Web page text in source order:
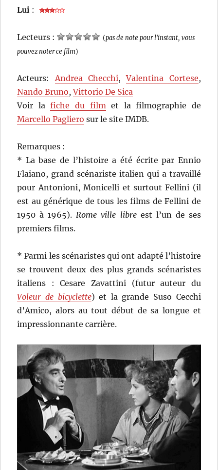
Lui :
Lecteurs : (pas de note pour l'instant, vous
pouvez noter ce film)
Acteurs: Andrea Checchi,Valentina Cortese,
Nando Bruno,Vittorio De Sica
Voir lafiche du film et la filmographie de
Marcello Pagliero sur le site IMDB.
Remarques :
* La base de l’histoire a été écrite par Ennio
Flaiano, grand scénariste italien qui a travaillé
pour Antonioni, Monicelli et surtout Fellini (il
est au générique de tous les films de Fellini de
1950 à 1965). Rome ville libreest l’un de ses
premiers films.
* Parmi les scénaristes qui ont adapté l’histoire
se trouvent deux des plus grands scénaristes
italiens : Cesare Zavattini (futur auteur du
Voleur de bicyclette) et la grande Suso Cecchi
d’Amico, alors au tout début de sa longue et
impressionnante carrière.